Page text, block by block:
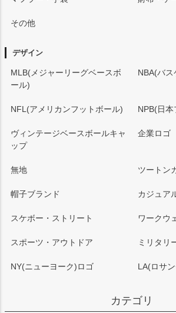
その他
デザイン
MLB(メジャーリーグベースボ
ール)
NBA(バ
NFL(アメリカンフットボール) NPB(日
ヴィンテージベースボールキャ
ップ
企業ロゴ
無地 ツートン
帽子ブランド カジュア
スケボー・ストリート ワークウ
スポーツ・アウトドア ミリタリ
NY(ニューヨーク)ロゴ LA(ロサ
カテゴリ